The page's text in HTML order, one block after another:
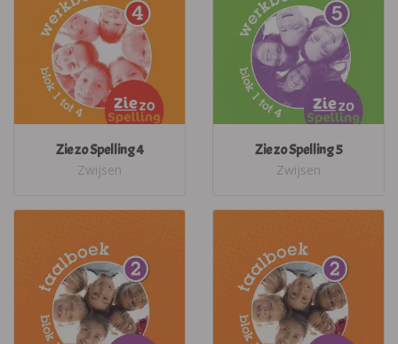
Zie zo Spelling 4
Zwijsen
Zie zo Spelling 5
Zwijsen